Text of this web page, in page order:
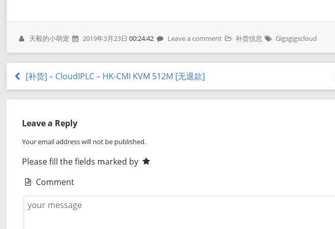
天毅的小萌宠 2019年3月23日 00:24:42 Leave a comment 补货信息 Gigsgigscloud
[补货] – CloudIPLC – HK-CMI KVM 512M [无退款]
Leave a Reply
Your email address will not be published.
Please fill the fields marked by
Comment